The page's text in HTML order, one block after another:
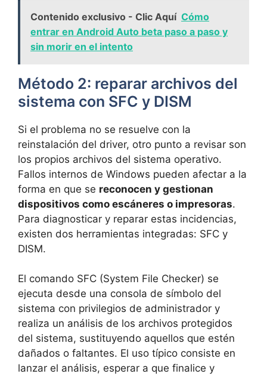
Contenido exclusivo - Clic Aquí Cómo
entrar en Android Auto beta paso a paso y
sin morir en el intento
Método 2: reparar archivos del
sistema con SFC y DISM
Si el problema no se resuelve con la
reinstalación del driver, otro punto a revisar son
los propios archivos del sistema operativo.
Fallos internos de Windows pueden afectar a la
forma en que se reconocen y gestionan
dispositivos como escáneres o impresoras.
Para diagnosticar y reparar estas incidencias,
existen dos herramientas integradas: SFC y
DISM.
El comando SFC (System File Checker) se
ejecuta desde una consola de símbolo del
sistema con privilegios de administrador y
realiza un análisis de los archivos protegidos
del sistema, sustituyendo aquellos que estén
dañados o faltantes. El uso típico consiste en
lanzar el análisis, esperar a que finalice y